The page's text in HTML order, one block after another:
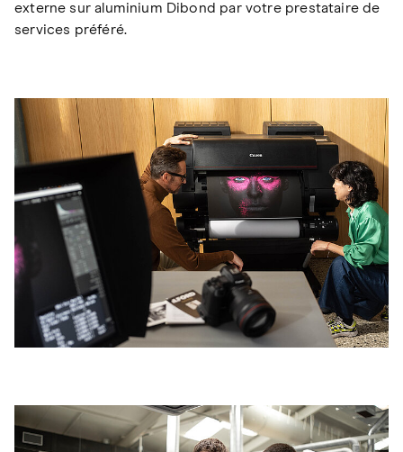
externe sur aluminium Dibond par votre prestataire de
services préféré.